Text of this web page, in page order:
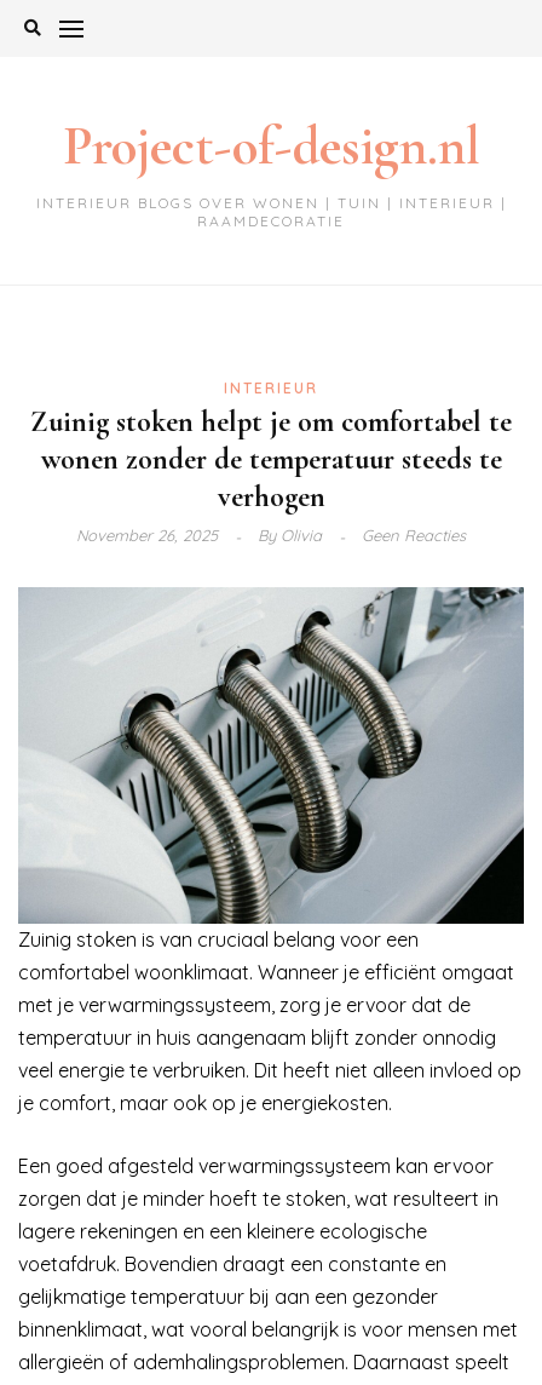
Project-of-design.nl
INTERIEUR BLOGS OVER WONEN | TUIN | INTERIEUR |
RAAMDECORATIE
INTERIEUR
Zuinig stoken helpt je om comfortabel te
wonen zonder de temperatuur steeds te
verhogen
November 26, 2025 ByOlivia Geen Reacties
Zuinig stoken is van cruciaal belang voor een
comfortabel woonklimaat. Wanneer je efficiënt omgaat
met je verwarmingssysteem, zorg je ervoor dat de
temperatuur in huis aangenaam blijft zonder onnodig
veel energie te verbruiken. Dit heeft niet alleen invloed op
je comfort, maar ook op je energiekosten.
Een goed afgesteld verwarmingssysteem kan ervoor
zorgen dat je minder hoeft te stoken, wat resulteert in
lagere rekeningen en een kleinere ecologische
voetafdruk. Bovendien draagt een constante en
gelijkmatige temperatuur bij aan een gezonder
binnenklimaat, wat vooral belangrijk is voor mensen met
allergieën of ademhalingsproblemen. Daarnaast speelt